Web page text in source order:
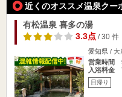
近くのオススメ温泉クー
有松温泉 喜多の湯
3.3点/ 30 件
愛知県 / 大
営業時間
入浴料金
日帰り